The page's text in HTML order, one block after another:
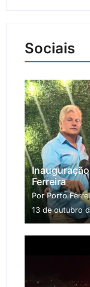
Sociais
Ferreira
Por Porto
13 de outubro